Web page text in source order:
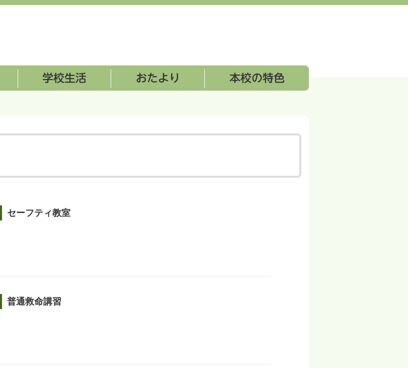
セーフティ教室
普通救命講習